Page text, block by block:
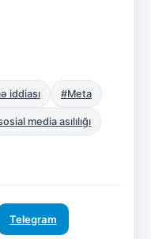
iddiası #Meta
media asılılığı
Telegram